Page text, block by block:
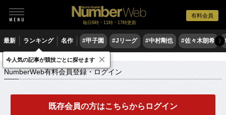
有料会員
毎日6時・11時・17時更新
最新 ランキング 名作 #甲子園 #Jリーグ #中村剛也 #佐々木朗希 〉
NumberWeb有料会員登録・ログイン
NumberWeb有料会員登録・ログイン
既存会員の方はこちらからログイン
今人気の記事が競技ごとに探せます ×